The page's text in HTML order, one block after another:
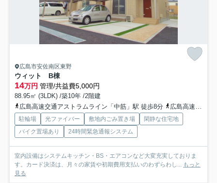
広島市安佐南区東野
ウィット B棟
14万円 管理/共益費5,000円
88.95㎡ (3LDK) /築10年 /2階建
広島高速交通アストラムライン「中筋」駅 徒歩8分
広島高速交通アストラムライン「西原」駅 徒歩15分
駐輪場 光ファイバー 敷地内ごみ置き場
閑静な住宅地
バイク置場あり
24時間緊急通報システム
室内設備はシステムキッチン・BS・エアコンなど大変充実しておりま
す。カード決済は、月々の家賃や初期費用支払いのわずらわし... もっと
見る